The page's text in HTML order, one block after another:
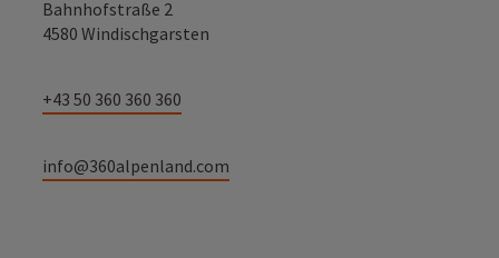
Bahnhofstraße 2
4580 Windischgarsten
+43 50 360 360 360
info@360alpenland.com